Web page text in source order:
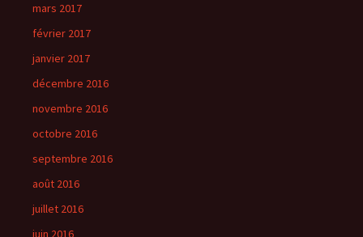
mars 2017
février 2017
janvier 2017
décembre 2016
novembre 2016
octobre 2016
septembre 2016
août 2016
juillet 2016
juin 2016